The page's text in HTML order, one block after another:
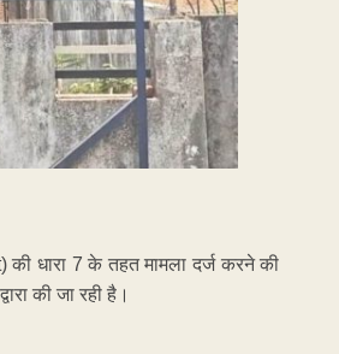
की धारा 7 के तहत मामला दर्ज करने की
की जा रही है।